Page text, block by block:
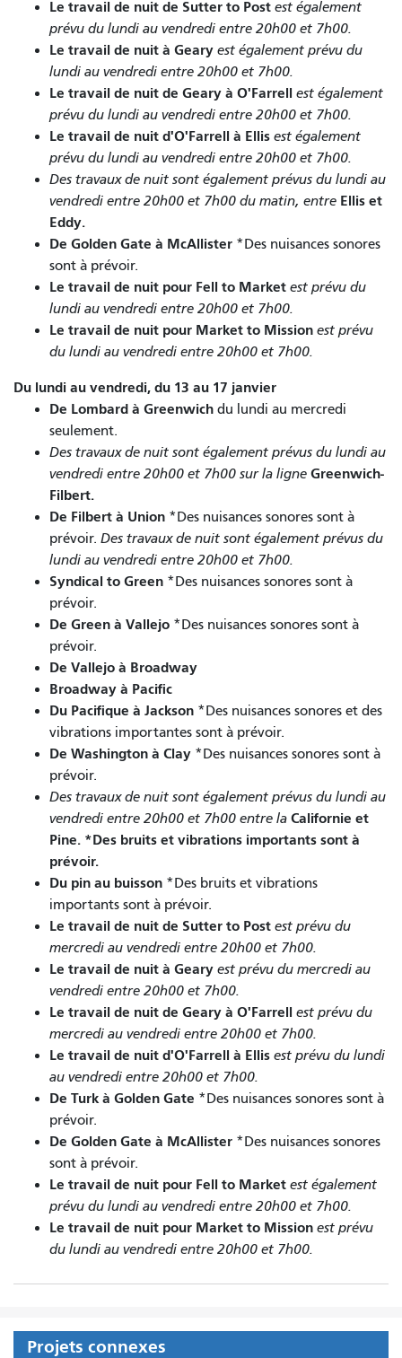
Le travail de nuit de Sutter to Post est également
prévu du lundi au vendredi entre 20h00 et 7h00.
Le travail de nuit à Geary est également prévu du
lundi au vendredi entre 20h00 et 7h00.
Le travail de nuit de Geary à O'Farrell est également
prévu du lundi au vendredi entre 20h00 et 7h00.
Le travail de nuit d'O'Farrell à Ellis est également
prévu du lundi au vendredi entre 20h00 et 7h00.
Des travaux de nuit sont également prévus du lundi au
vendredi entre 20h00 et 7h00 du matin, entre Ellis et
Eddy.
De Golden Gate à McAllister *Des nuisances sonores
sont à prévoir.
Le travail de nuit pour Fell to Market est prévu du
lundi au vendredi entre 20h00 et 7h00.
Le travail de nuit pour Market to Mission est prévu
du lundi au vendredi entre 20h00 et 7h00.
Du lundi au vendredi, du 13 au 17 janvier
De Lombard à Greenwich du lundi au mercredi
seulement.
Des travaux de nuit sont également prévus du lundi au
vendredi entre 20h00 et 7h00 sur la ligne Greenwich-
Filbert.
De Filbert à Union *Des nuisances sonores sont à
prévoir. Des travaux de nuit sont également prévus du
lundi au vendredi entre 20h00 et 7h00.
Syndical to Green *Des nuisances sonores sont à
prévoir.
De Green à Vallejo *Des nuisances sonores sont à
prévoir.
De Vallejo à Broadway
Broadway à Pacific
Du Pacifique à Jackson *Des nuisances sonores et des
vibrations importantes sont à prévoir.
De Washington à Clay *Des nuisances sonores sont à
prévoir.
Des travaux de nuit sont également prévus du lundi au
vendredi entre 20h00 et 7h00 entre la Californie et
Pine. *Des bruits et vibrations importants sont à
prévoir.
Du pin au buisson *Des bruits et vibrations
importants sont à prévoir.
Le travail de nuit de Sutter to Post est prévu du
mercredi au vendredi entre 20h00 et 7h00.
Le travail de nuit à Geary est prévu du mercredi au
vendredi entre 20h00 et 7h00.
Le travail de nuit de Geary à O'Farrell est prévu du
mercredi au vendredi entre 20h00 et 7h00.
Le travail de nuit d'O'Farrell à Ellis est prévu du lundi
au vendredi entre 20h00 et 7h00.
De Turk à Golden Gate *Des nuisances sonores sont à
prévoir.
De Golden Gate à McAllister *Des nuisances sonores
sont à prévoir.
Le travail de nuit pour Fell to Market est également
prévu du lundi au vendredi entre 20h00 et 7h00.
Le travail de nuit pour Market to Mission est prévu
du lundi au vendredi entre 20h00 et 7h00.
Projets connexes